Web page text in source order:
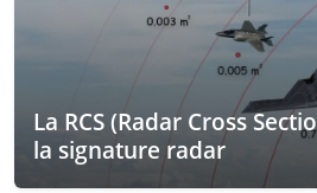
La RCS (Radar Cross
la signature radar